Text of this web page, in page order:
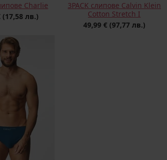
Charlie
(17,58 лв.)
3PACK слипове Calvin Klein
Cotton Stretch I
49,99 € (97,77 лв.)